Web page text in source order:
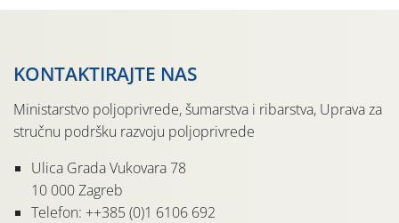
KONTAKTIRAJTE NAS
Ministarstvo poljoprivrede, šumarstva i ribarstva, Uprava za
stručnu podršku razvoju poljoprivrede
Ulica Grada Vukovara 78
10 000 Zagreb
Telefon: ++385 (0)1 6106 692